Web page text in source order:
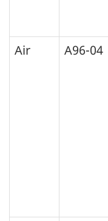
Air
A96-04